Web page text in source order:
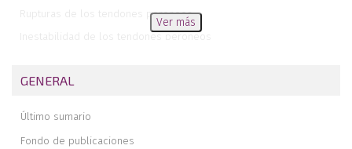
Rupturas de los tendones peroneos
Inestabilidad de los tendones peroneos
Endoscopia de los tendones peroneos
retropié
Ver más
GENERAL
Último sumario
Fondo de publicaciones